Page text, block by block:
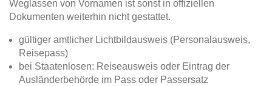
Weglassen von Vornamen ist sonst in offiziellen
Dokumenten weiterhin nicht gestattet.
gültiger amtlicher Lichtbildausweis (Personalausweis,
Reisepass)
bei Staatenlosen: Reiseausweis oder Eintrag der
Ausländerbehörde im Pass oder Passersatz